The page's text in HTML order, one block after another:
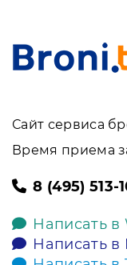
Сайт сервиса
Время приема
8 (495) 513-
Написать в
Написать в